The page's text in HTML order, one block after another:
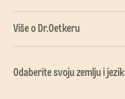
Više o Dr.Oetkeru
Odaberite svoju zemlju i jezik